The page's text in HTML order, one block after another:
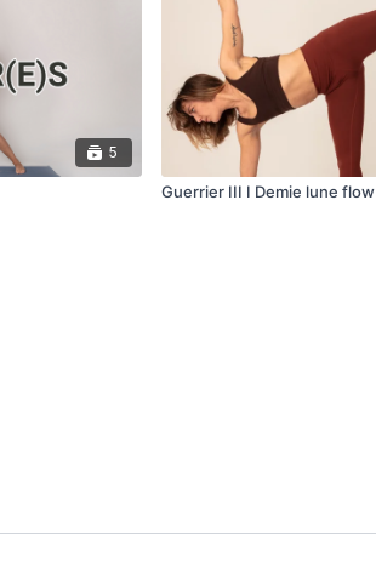
5
Guerrier III I Demie lune flow